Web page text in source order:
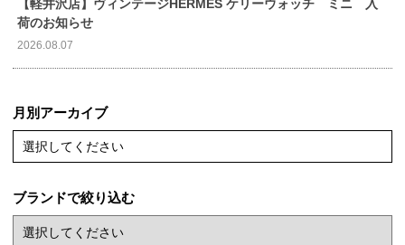
【軽井沢店】ヴィンテージHERMES ケリーウォッチ ミニ 入
荷のお知らせ
2026.08.07
月別アーカイブ
選択してください
ブランドで絞り込む